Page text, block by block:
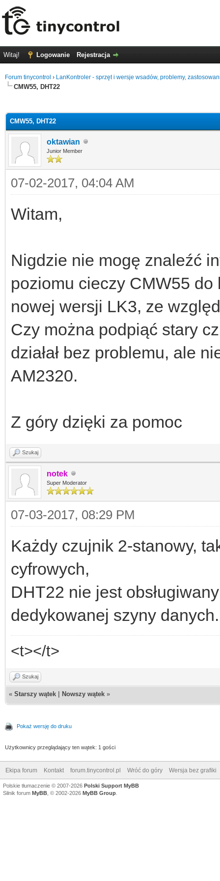
Witaj! Logowanie Rejestracja
Forum tinycontrol › LanKontroler - sprzęt i wersje wsadów, problemy,
CMW55, DHT22
CMW55, DHT22
oktawian
Junior Member
07-02-2017, 04:04 AM
Witam,
Nigdzie nie mogę znaleźć
poziomu cieczy CMW55
nowej wersji LK3, ze
Czy można podpiąć stary
działał bez problemu, ale
AM2320.
Z góry dzięki za pomoc
Szukaj
notek
Super Moderator
07-03-2017, 08:29 PM
Każdy czujnik 2-stanowy,
cyfrowych,
DHT22 nie jest
dedykowanej szyny danych.
<t></t>
Szukaj
« Starszy wątek Nowszy wątek »
Pokaż wersję do druku
Użytkownicy przeglądający ten wątek: 1 gości
Ekipa forum Kontakt forum.tinycontrol.pl Wróć do góry Wersja bez grafiki
Polskie tłumaczenie © 2007-2026 Polski Support MyBB
Silnik forum MyBB , © 2002-2026 MyBB Group